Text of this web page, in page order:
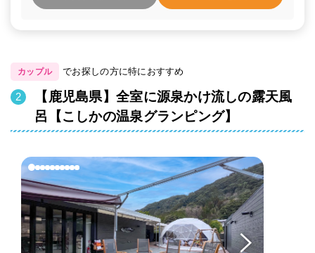
カップル でお探しの方に特におすすめ
【鹿児島県】全室に源泉かけ流しの露天風
呂【こしかの温泉グランピング】